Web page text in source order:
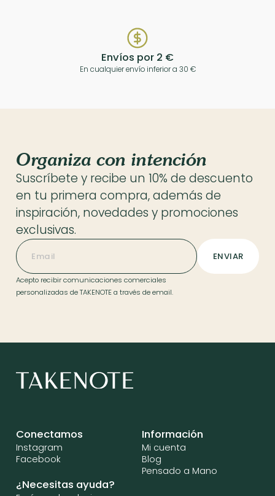
Envíos por 2 €
En cualquier envío inferior a 30 €
Organiza con intención
Suscríbete y recibe un 10% de descuento
en tu primera compra, además de
inspiración, novedades y promociones
exclusivas.
Acepto recibir comunicaciones comerciales
personalizadas de TAKENOTE a través de email.
Conectamos
Instagram
Facebook
Información
Mi cuenta
Blog
Pensado a Mano
¿Necesitas ayuda?